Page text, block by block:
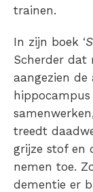
trainen.
In zijn boek ‘
Scherder dat
aangezien de
treedt
grijze stof en
nemen toe.
dementie er